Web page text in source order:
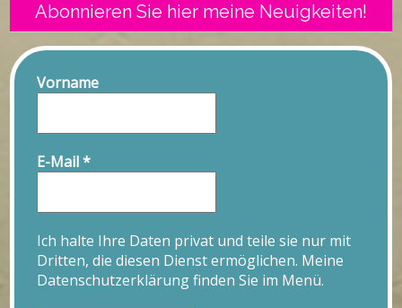
Abonnieren Sie hier meine Neuigkeiten!
Vorname
E-Mail*
Ich halte Ihre Daten privat und teile sie nur mit
Dritten, die diesen Dienst ermöglichen. Meine
Datenschutzerklärung finden Sie im Menü.